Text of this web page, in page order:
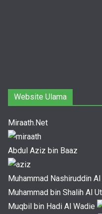
Website Ulama
Miraath.Net
Abdul Aziz bin Baaz
Muhammad Nashiruddin
Muhammad bin Shalih Al
Muqbil bin Hadi Al Wadie